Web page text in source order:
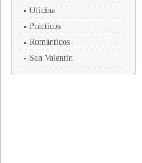
Oficina
Prácticos
Románticos
San Valentín